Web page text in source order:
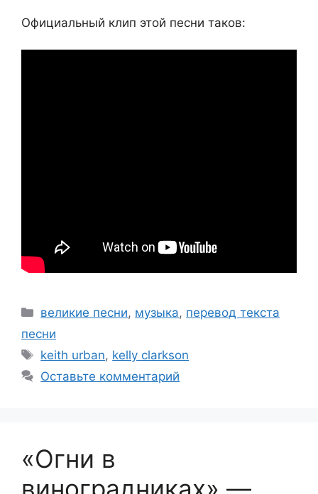
Официальный клип этой песни таков:
Рубрики
великие песни, музыка, перевод текста
песни
Метки
keith urban, kelly clarkson
Оставьте комментарий
«Огни в